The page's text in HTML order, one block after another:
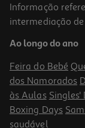
-14%
Prato Sobremesa
3.49 €/un
3,49 €
Informação
intermediação
Ao longo do ano
Feira do Bebé
dos Namorados
às Aulas Singles'
Boxing Days
saudável